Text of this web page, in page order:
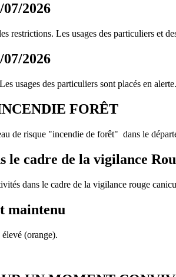
2026
restrictions. Les usages des particuliers et
07/2026
usages des particuliers sont placés en alerte.
FORÊT
de risque "incendie de forêt" dans le
le cadre de la vigilance
dans le cadre de la vigilance rouge
maintenu
(orange).